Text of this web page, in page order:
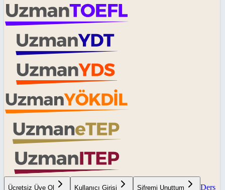
Ücretsiz Üye Ol Kullanıcı Girişi Şifremi Unuttum
Ders